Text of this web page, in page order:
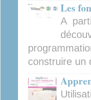
Les
A
construire un